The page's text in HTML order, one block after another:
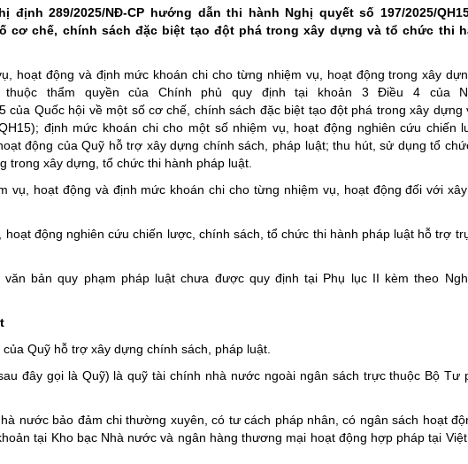
học, công nghệ, đổi mới sáng tạo và chuyển đổi số
thiệu Luật đất đai năm 2024
thi trắc nghiệm trực tuyến “Tìm hiểu về học tập và làm theo tư tưởng, đạo đức,
gọn tổ chức bộ máy của Hệ thống chính trị
100 năm Ngày Báo chí cách mạng Việt Nam (21/6/1925 - 21/6/2025)
tay xóa nhà tạm, nhà dột nát
cách hành chính
giới - Hải đảo
đua yêu nước
toàn giao thông
đề tổng hợp Giảm nghèo bền vững
Đưa nghị quyết của Đảng
động của người ứng cử đại biểu hội đồng nhân dân tỉnh lai châu
đến - Du kháchLai Châu đất và người
thực Văn hóa ẩm thực
định 289/2025/NĐ-CP hướng dẫn thi hành Nghị quyết số 197/2025/
cơ chế, chính sách đặc biệt tạo đột phá trong xây dựng và tổ chức thi
hoạt động và định mức khoán chi cho từng nhiệm vụ, hoạt động trong xây
thẩm quyền của Chính phủ quy định tại khoản 3 Điều 4 của
của Quốc hội về một số cơ chế, chính sách đặc biệt tạo đột phá trong xây dựng
định mức khoán chi cho một số nhiệm vụ, hoạt động nghiên cứu chiến
động của Quỹ hỗ trợ xây dựng chính sách, pháp luật; thu hút, sử dụng tổ
trong xây dựng, tổ chức thi hành pháp luật.
vụ, hoạt động và định mức khoán chi cho từng nhiệm vụ, hoạt động đối với
động nghiên cứu chiến lược, chính sách, tổ chức thi hành pháp luật hỗ trợ
bản quy phạm pháp luật chưa được quy định tại Phụ lục II kèm theo
Quỹ hỗ trợ xây dựng chính sách, pháp luật.
đây gọi là Quỹ) là quỹ tài chính nhà nước ngoài ngân sách trực thuộc Bộ Tư
nước bảo đảm chi thường xuyên, có tư cách pháp nhân, có ngân sách hoạt
tại Kho bạc Nhà nước và ngân hàng thương mại hoạt động hợp pháp tại